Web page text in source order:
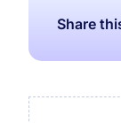
Share